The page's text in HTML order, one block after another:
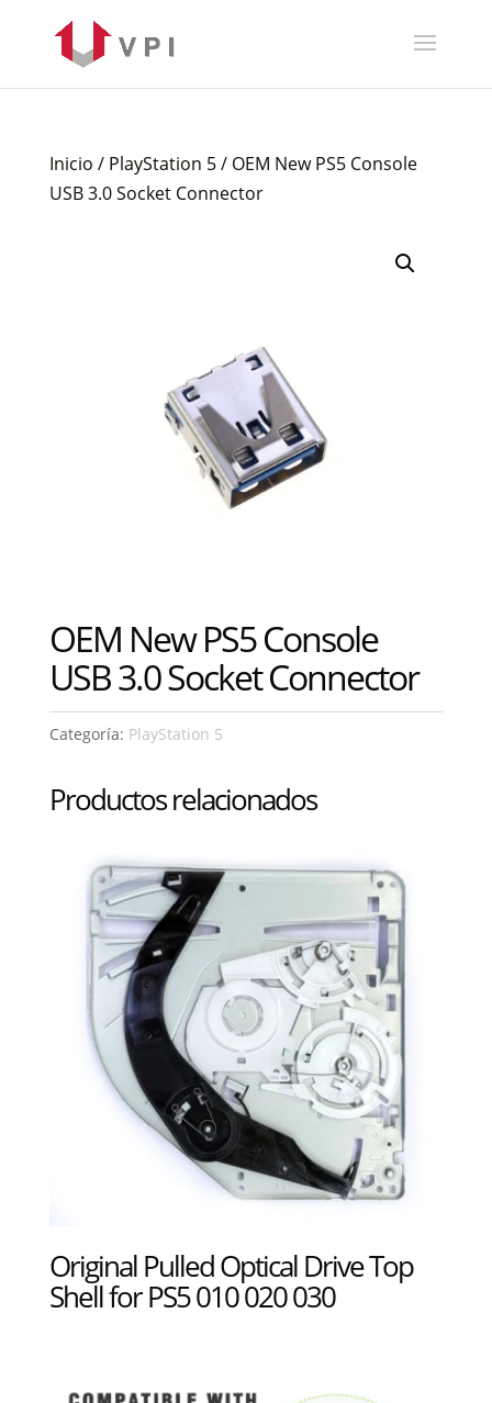
Inicio / PlayStation 5/ OEM New PS5 Console
USB 3.0 Socket Connector
OEM New PS5 Console
USB 3.0 Socket Connector
Categoría: PlayStation 5
Productos relacionados
Original Pulled Optical Drive Top
Shell for PS5 010 020 030